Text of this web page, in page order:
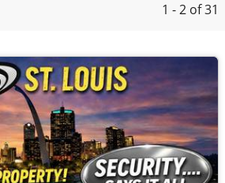
1 - 2 of 31